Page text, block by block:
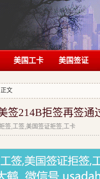
美国工卡 美国签证
文
签214B拒签再签通
签,工签,美国签证拒签,工卡